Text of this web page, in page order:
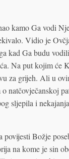
kamo Ga vodi
Vidio je
kad Ga budu
Na put kojim će
za grijeh. Ali u
natčovječanskoj
sljepila i
Božje
na kome je sin